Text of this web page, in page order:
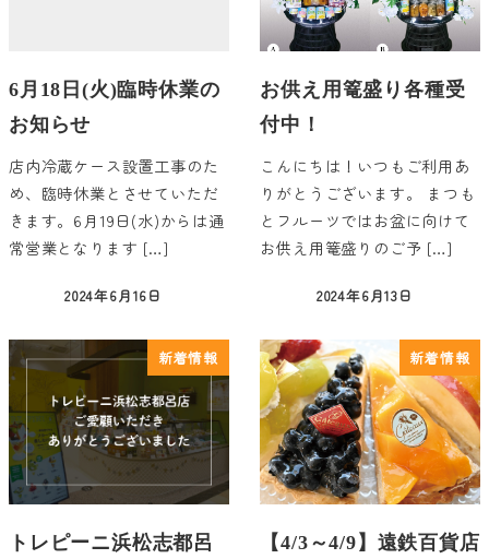
6月18日(火)臨時休業の
お知らせ
店内冷蔵ケース設置工事のた
め、臨時休業とさせていただ
きます。6月19日(水)からは通
常営業となります […]
投稿日
2024年6月16日
お供え用篭盛り各種受
付中！
こんにちは！いつもご利用あ
りがとうございます。 まつも
とフルーツではお盆に向けて
お供え用篭盛りのご予 […]
投稿日
2024年6月13日
新着情報
トレピーニ浜松志都呂
新着情報
【4/3～4/9】遠鉄百貨店